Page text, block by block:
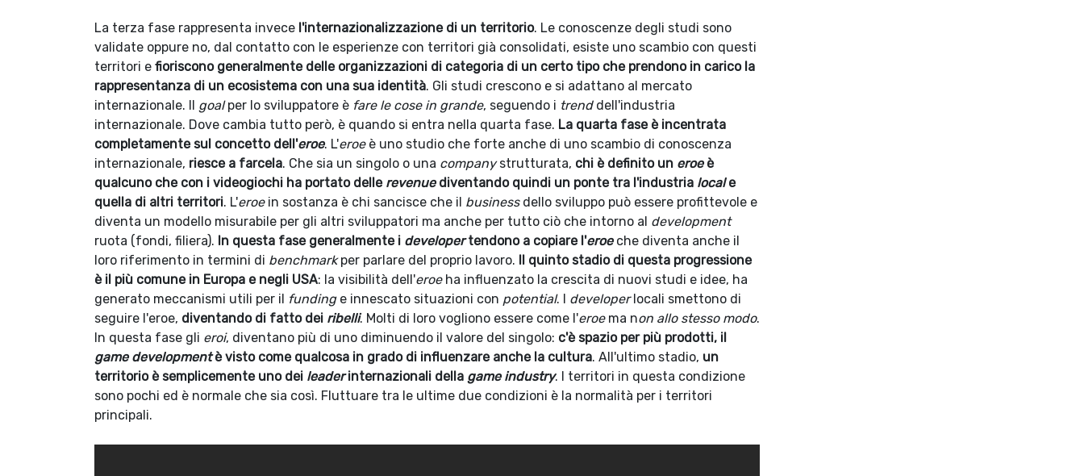
La terza fase rappresenta invece l'internazionalizzazione di un territorio. Le conoscenze degli studi sono
validate oppure no, dal contatto con le esperienze con territori già consolidati, esiste uno scambio con questi
territori e fioriscono generalmente delle organizzazioni di categoria di un certo tipo che prendono in carico la
rappresentanza di un ecosistema con una sua identità. Gli studi crescono e si adattano al mercato
internazionale. Il goalper lo sviluppatore è fare le cose in grande, seguendo i trenddell'industria
internazionale. Dove cambia tutto però, è quando si entra nella quarta fase. La quarta fase è incentrata
completamente sul concetto dell'eroe. L'eroeè uno studio che forte anche di uno scambio di conoscenza
internazionale, riesce a farcela. Che sia un singolo o una companystrutturata, chi è definito un eroeè
qualcuno che con i videogiochi ha portato delle revenuediventando quindi un ponte tra l'industria locale
quella di altri territori. L'eroein sostanza è chi sancisce che il businessdello sviluppo può essere profittevole e
diventa un modello misurabile per gli altri sviluppatori ma anche per tutto ciò che intorno al development
ruota (fondi, filiera). In questa fase generalmente i developertendono a copiare l'eroe che diventa anche il
loro riferimento in termini di benchmarkper parlare del proprio lavoro. Il quinto stadio di questa progressione
è il più comune in Europa e negli USA: la visibilità dell'eroeha influenzato la crescita di nuovi studi e idee, ha
generato meccanismi utili per il fundinge innescato situazioni con potential. I developerlocali smettono di
seguire l'eroe, diventando di fatto dei ribelli. Molti di loro vogliono essere come l'eroe ma non allo stesso modo.
In questa fase gli eroi, diventano più di uno diminuendo il valore del singolo: c'è spazio per più prodotti, il
game developmentè visto come qualcosa in grado di influenzare anche la cultura. All'ultimo stadio, un
territorio è semplicemente uno dei leaderinternazionali della game industry. I territori in questa condizione
sono pochi ed è normale che sia così. Fluttuare tra le ultime due condizioni è la normalità per i territori
principali.